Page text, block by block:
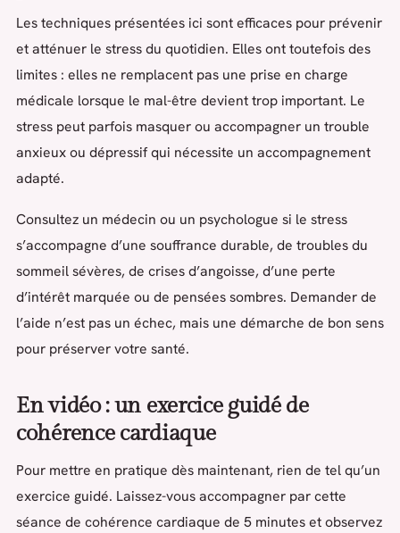
Les techniques présentées ici sont efficaces pour prévenir
et atténuer le stress du quotidien. Elles ont toutefois des
limites : elles ne remplacent pas une prise en charge
médicale lorsque le mal-être devient trop important. Le
stress peut parfois masquer ou accompagner un trouble
anxieux ou dépressif qui nécessite un accompagnement
adapté.
Consultez un médecin ou un psychologue si le stress
s’accompagne d’une souffrance durable, de troubles du
sommeil sévères, de crises d’angoisse, d’une perte
d’intérêt marquée ou de pensées sombres. Demander de
l’aide n’est pas un échec, mais une démarche de bon sens
pour préserver votre santé.
En vidéo : un exercice guidé de
cohérence cardiaque
Pour mettre en pratique dès maintenant, rien de tel qu’un
exercice guidé. Laissez-vous accompagner par cette
séance de cohérence cardiaque de 5 minutes et observez